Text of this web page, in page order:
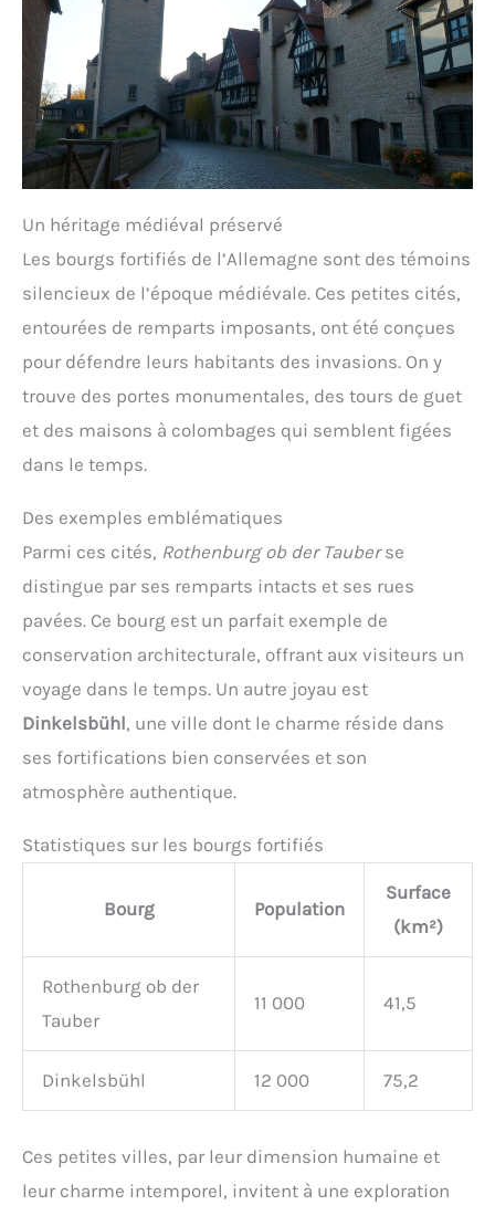
Un héritage médiéval préservé
Les bourgs fortifiés de l’Allemagne sont des témoins
silencieux de l’époque médiévale. Ces petites cités,
entourées de remparts imposants, ont été conçues
pour défendre leurs habitants des invasions. On y
trouve des portes monumentales, des tours de guet
et des maisons à colombages qui semblent figées
dans le temps.
Des exemples emblématiques
Parmi ces cités, Rothenburg ob der Tauberse
distingue par ses remparts intacts et ses rues
pavées. Ce bourg est un parfait exemple de
conservation architecturale, offrant aux visiteurs un
voyage dans le temps. Un autre joyau est
Dinkelsbühl, une ville dont le charme réside dans
ses fortifications bien conservées et son
atmosphère authentique.
Statistiques sur les bourgs fortifiés
Bourg Population
Surface
(km²)
Rothenburg ob der
Tauber
11 000 41,5
Dinkelsbühl 12 000 75,2
Ces petites villes, par leur dimension humaine et
leur charme intemporel, invitent à une exploration